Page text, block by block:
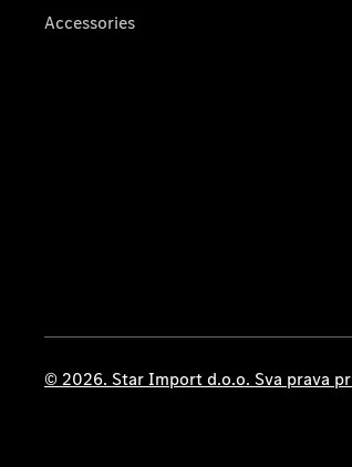
Accessories
© 2026. Star Import d.o.o. Sva prava